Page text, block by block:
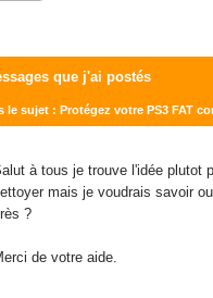
que j'ai postés
le sujet : Protégez votre PS3 FAT
à tous je trouve l'idée plutot
mais je voudrais savoir
?
de votre aide.